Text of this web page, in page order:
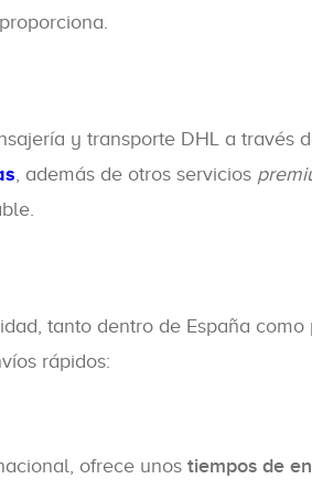
y transporte DHL a través
, además de otros servicios
tanto dentro de España como
rápidos:
ofrece unos tiempos de